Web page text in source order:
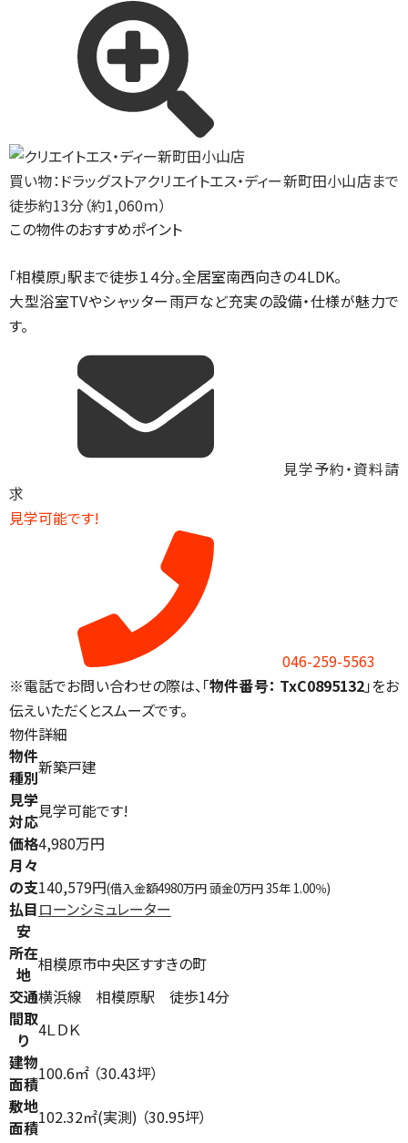
買い物：ドラッグストアクリエイトエス・ディー新町田小山店まで
徒歩約13分（約1,060ｍ）
この物件のおすすめポイント
「相模原」駅まで徒歩１４分。全居室南西向きの４LDK。
大型浴室TVやシャッター雨戸など充実の設備・仕様が魅力で
す。
見学予約・資料請
求
見学可能です!
046-259-5563
※電話でお問い合わせの際は、「物件番号： TxC0895132」をお
伝えいただくとスムーズです。
物件詳細
物件
種別新築戸建
見学
対応見学可能です!
価格4,980万円
月々
の支
払目
安
140,579円(借入金額4980万円 頭金0万円 35年 1.00％)
ローンシミュレーター
所在
地 相模原市中央区すすきの町
交通横浜線 相模原駅 徒歩14分
間取
り 4ＬＤＫ
建物
面積100.6㎡ （30.43坪）
敷地
面積102.32㎡(実測) （30.95坪）